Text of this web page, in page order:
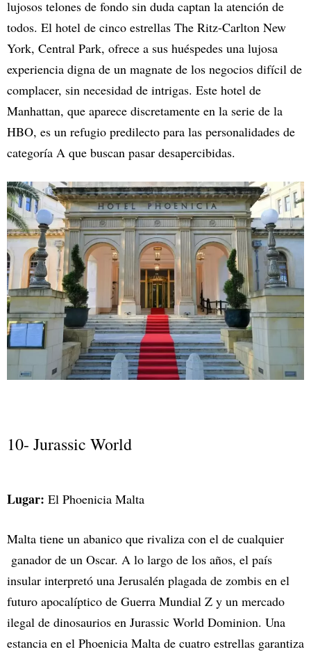
lujosos telones de fondo sin duda captan la atención de
todos. El hotel de cinco estrellas The Ritz-Carlton New
York, Central Park, ofrece a sus huéspedes una lujosa
experiencia digna de un magnate de los negocios difícil de
complacer, sin necesidad de intrigas. Este hotel de
Manhattan, que aparece discretamente en la serie de la
HBO, es un refugio predilecto para las personalidades de
categoría A que buscan pasar desapercibidas.
10- Jurassic World
Lugar: El Phoenicia Malta
Malta tiene un abanico que rivaliza con el de cualquier
ganador de un Oscar. A lo largo de los años, el país
insular interpretó una Jerusalén plagada de zombis en el
futuro apocalíptico de Guerra Mundial Z y un mercado
ilegal de dinosaurios en Jurassic World Dominion. Una
estancia en el Phoenicia Malta de cuatro estrellas garantiza